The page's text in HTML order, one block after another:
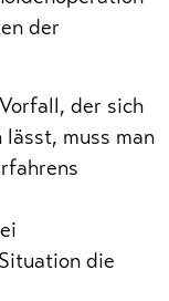
der
der sich
muss man
die